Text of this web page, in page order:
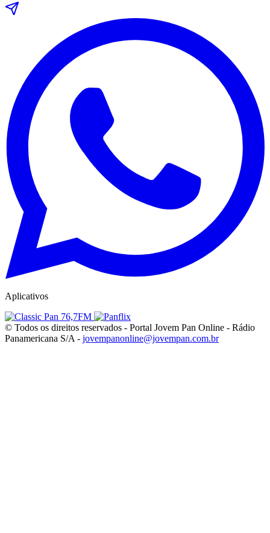
Aplicativos
© Todos os direitos reservados - Portal Jovem Pan Online - Rádio
Panamericana S/A - jovempanonline@jovempan.com.br